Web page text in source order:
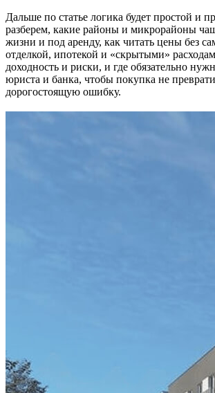
Дальше по статье логика будет простой и
разберем, какие районы и микрорайоны
жизни и под аренду, как читать цены без
отделкой, ипотекой и «скрытыми»
доходность и риски, и где обязательно
юриста и банка, чтобы покупка не
дорогостоящую ошибку.